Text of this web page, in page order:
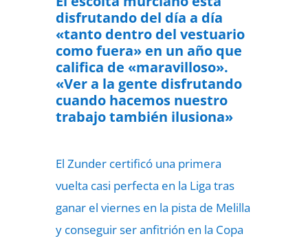
disfrutando del día a día
«tanto dentro del vestuario
como fuera» en un año que
califica de «maravilloso».
«Ver a la gente disfrutando
cuando hacemos nuestro
trabajo también ilusiona»
El Zunder certificó una primera
vuelta casi perfecta en la Liga tras
ganar el viernes en la pista de Melilla
y conseguir ser anfitrión en la Copa